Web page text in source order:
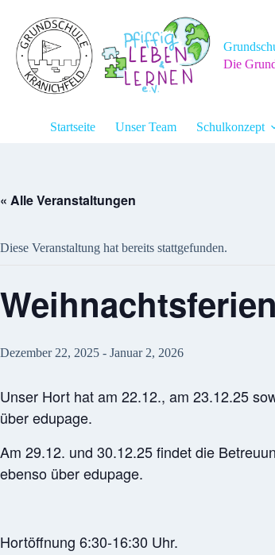
springen
Die
Startseite Unser Team Schulkonzept
« Alle Veranstaltungen
Diese Veranstaltung hat bereits stattgefunden.
Dezember 22, 2025 - Januar 2, 2026
Unser Hort hat am 22.12., am 23.12.25
über edupage.
Am 29.12. und 30.12.25 findet die
ebenso über edupage.
Hortöffnung 6:30-16:30 Uhr.